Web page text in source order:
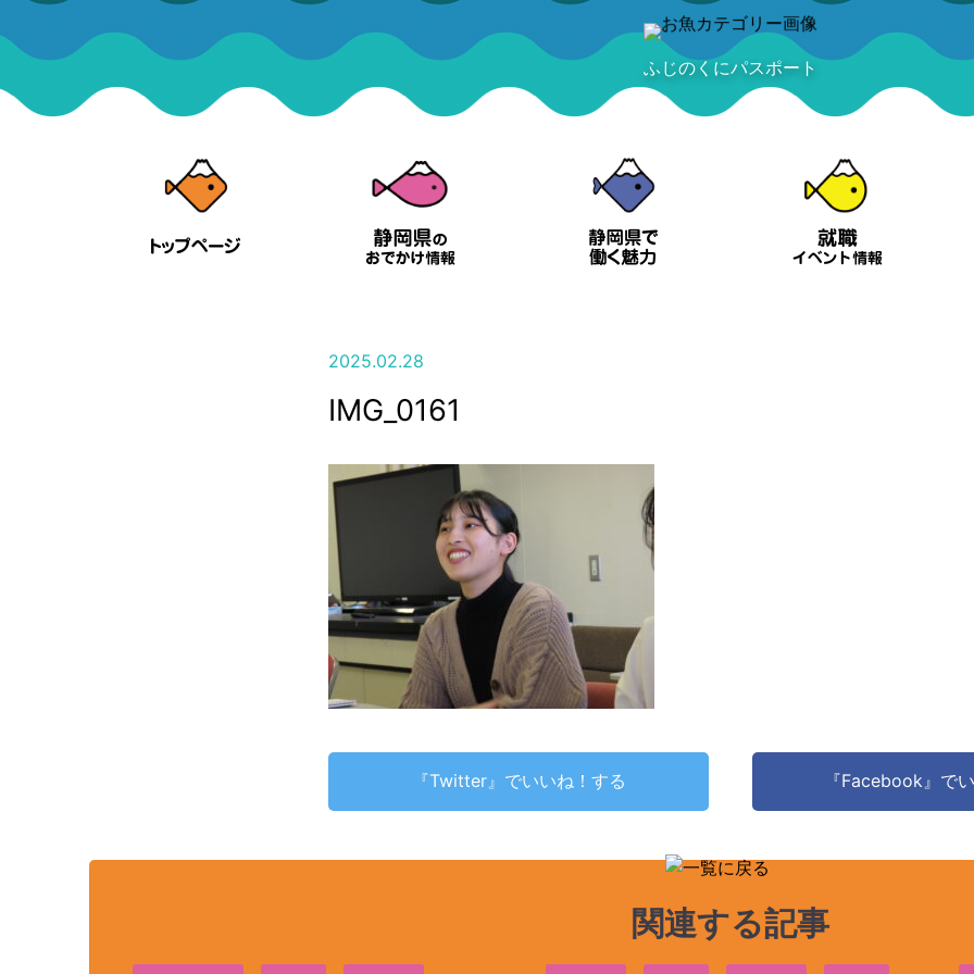
ふじのくにパスポート
2025.02.28
IMG_0161
『Twitter』でいいね！する 『Facebook』で
関連する記事